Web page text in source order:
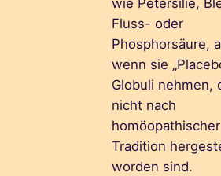
wie Petersilie,
Fluss- oder
Phosphorsäure,
wenn sie
Globuli nehmen,
nicht nach
homöopathischer
Tradition
worden sind.